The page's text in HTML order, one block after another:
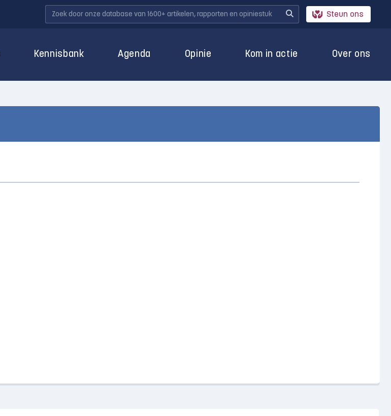
Steun ons
Kennisbank Agenda Opinie Kom in actie Over ons